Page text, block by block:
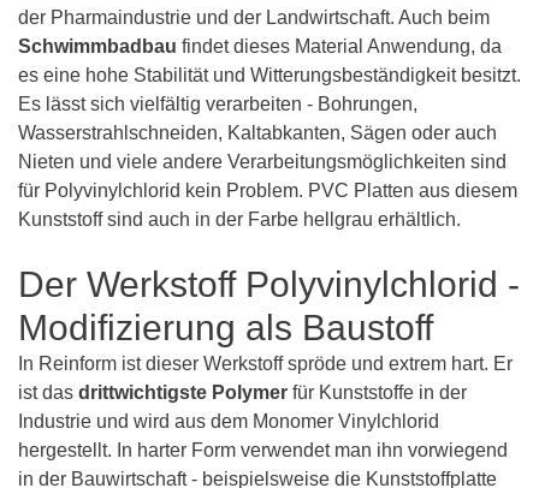
der Pharmaindustrie und der Landwirtschaft. Auch beim
Schwimmbadbau findet dieses Material Anwendung, da
es eine hohe Stabilität und Witterungsbeständigkeit besitzt.
Es lässt sich vielfältig verarbeiten - Bohrungen,
Wasserstrahlschneiden, Kaltabkanten, Sägen oder auch
Nieten und viele andere Verarbeitungsmöglichkeiten sind
für Polyvinylchlorid kein Problem. PVC Platten aus diesem
Kunststoff sind auch in der Farbe hellgrau erhältlich.
Der Werkstoff Polyvinylchlorid -
Modifizierung als Baustoff
In Reinform ist dieser Werkstoff spröde und extrem hart. Er
ist das drittwichtigste Polymer für Kunststoffe in der
Industrie und wird aus dem Monomer Vinylchlorid
hergestellt. In harter Form verwendet man ihn vorwiegend
in der Bauwirtschaft - beispielsweise die Kunststoffplatte